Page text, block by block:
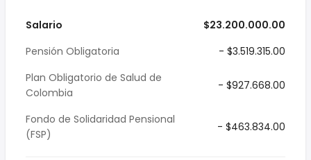
Salario
$23.200.000.00
Pensión Obligatoria
- $3.519.315.00
Plan Obligatorio de Salud de
Colombia
- $927.668.00
Fondo de Solidaridad Pensional
(FSP)
- $463.834.00